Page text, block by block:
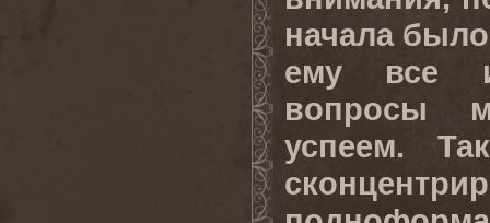
начала
ему все
вопросы
успеем.